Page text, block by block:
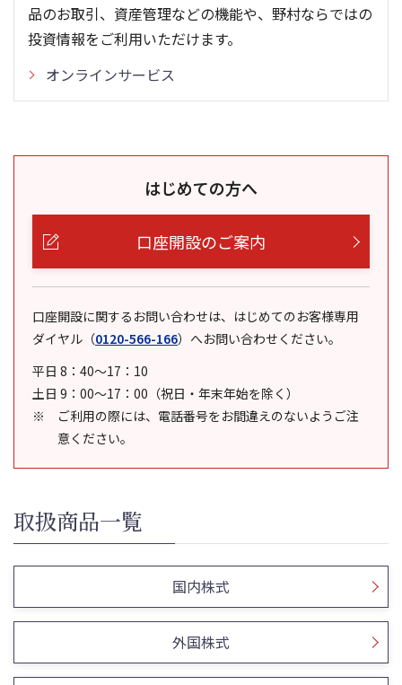
品のお取引、資産管理などの機能や、野村ならではの
投資情報をご利用いただけます。
オンラインサービス
はじめての方へ
口座開設のご案内
口座開設に関するお問い合わせは、はじめてのお客様専用
ダイヤル （0120-566-166） へお問い合わせください。
平日 8：40～17：10
土日 9：00～17：00（祝日・年末年始を除く）
ご利用の際には、電話番号をお間違えのないようご注
意ください。
取扱商品一覧
国内株式
外国株式